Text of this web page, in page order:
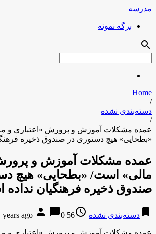
مدرسه
برگه نمونه
search
Home
/
دسته‌بندی نشده
/
عمده مشکلات آموزش و پرورش «اعتباری و
«بطحایی» هیچ دستوری در صندوق ذخیره
عمده مشکلات آموزش و
مالی» است/ «بطحایی» هیچ
صندوق ذخیره فرهنگیان نداده
bookmark دسته‌بندی نشده access_time
56 years ago
person chat_bubble0